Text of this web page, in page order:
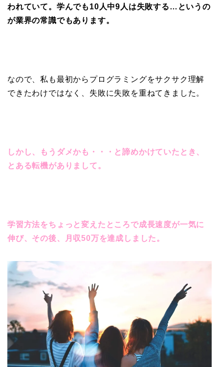
われていて。 学んでも10人中9人は失敗する…というの
が業界の常識でもあります。
なので、私も最初からプログラミングをサクサク理解
できたわけではなく、失敗に失敗を重ねてきました。
しかし、もうダメかも・・・と諦めかけていたとき、
とある転機がありまして。
学習方法をちょっと変えたところで成長速度が一気に
伸び、その後、月収50万を達成しました。